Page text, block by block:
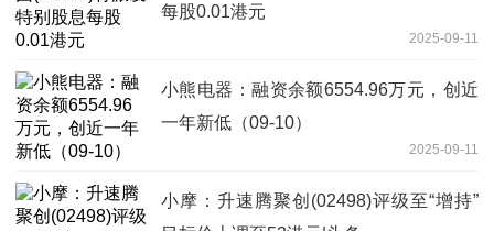
每股0.01港元
2025-09-11
小熊电器：融资余额6554.96万元，创近
一年新低（09-10）
2025-09-11
小摩：升速腾聚创(02498)评级至“增持”